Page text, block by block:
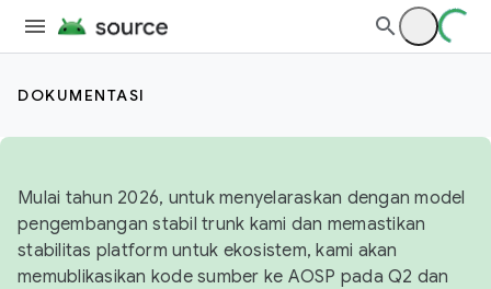
DOKUMENTASI
Mulai tahun 2026, untuk menyelaraskan dengan model
pengembangan stabil trunk kami dan memastikan
stabilitas platform untuk ekosistem, kami akan
memublikasikan kode sumber ke AOSP pada Q2 dan